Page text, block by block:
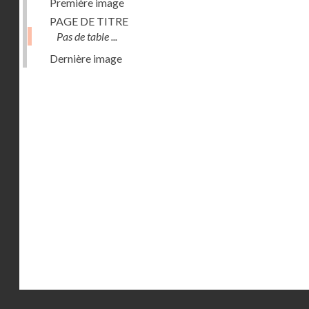
PAGE DE TITRE
Pas de table ...
Dernière image